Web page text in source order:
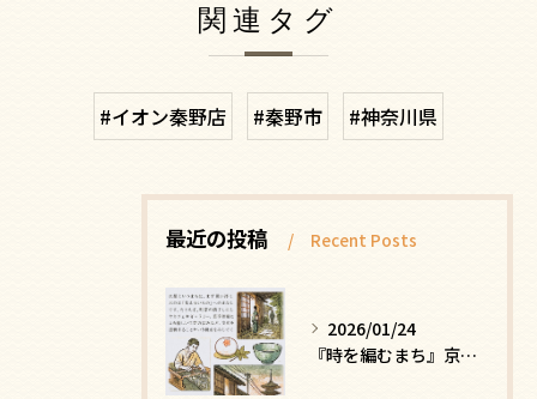
関連タグ
#イオン秦野店 #秦野市 #神奈川県
最近の投稿 Recent Posts
2026/01/24
『時を編むまち』京都ー日常にひそむ、静かな贅沢